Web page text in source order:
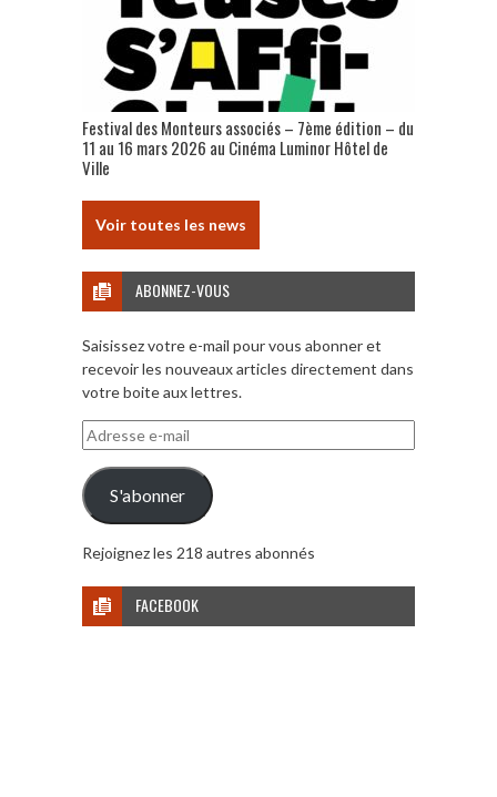
Festival des Monteurs associés – 7ème édition – du
11 au 16 mars 2026 au Cinéma Luminor Hôtel de
Ville
Voir toutes les news
ABONNEZ-VOUS
Saisissez votre e-mail pour vous abonner et
recevoir les nouveaux articles directement dans
votre boite aux lettres.
Adresse
e-
mail
S'abonner
Rejoignez les 218 autres abonnés
FACEBOOK